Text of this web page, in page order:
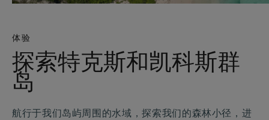
体验
探索特克斯和凯科斯群
岛
航行于我们岛屿周围的水域，探索我们的森林小径，进